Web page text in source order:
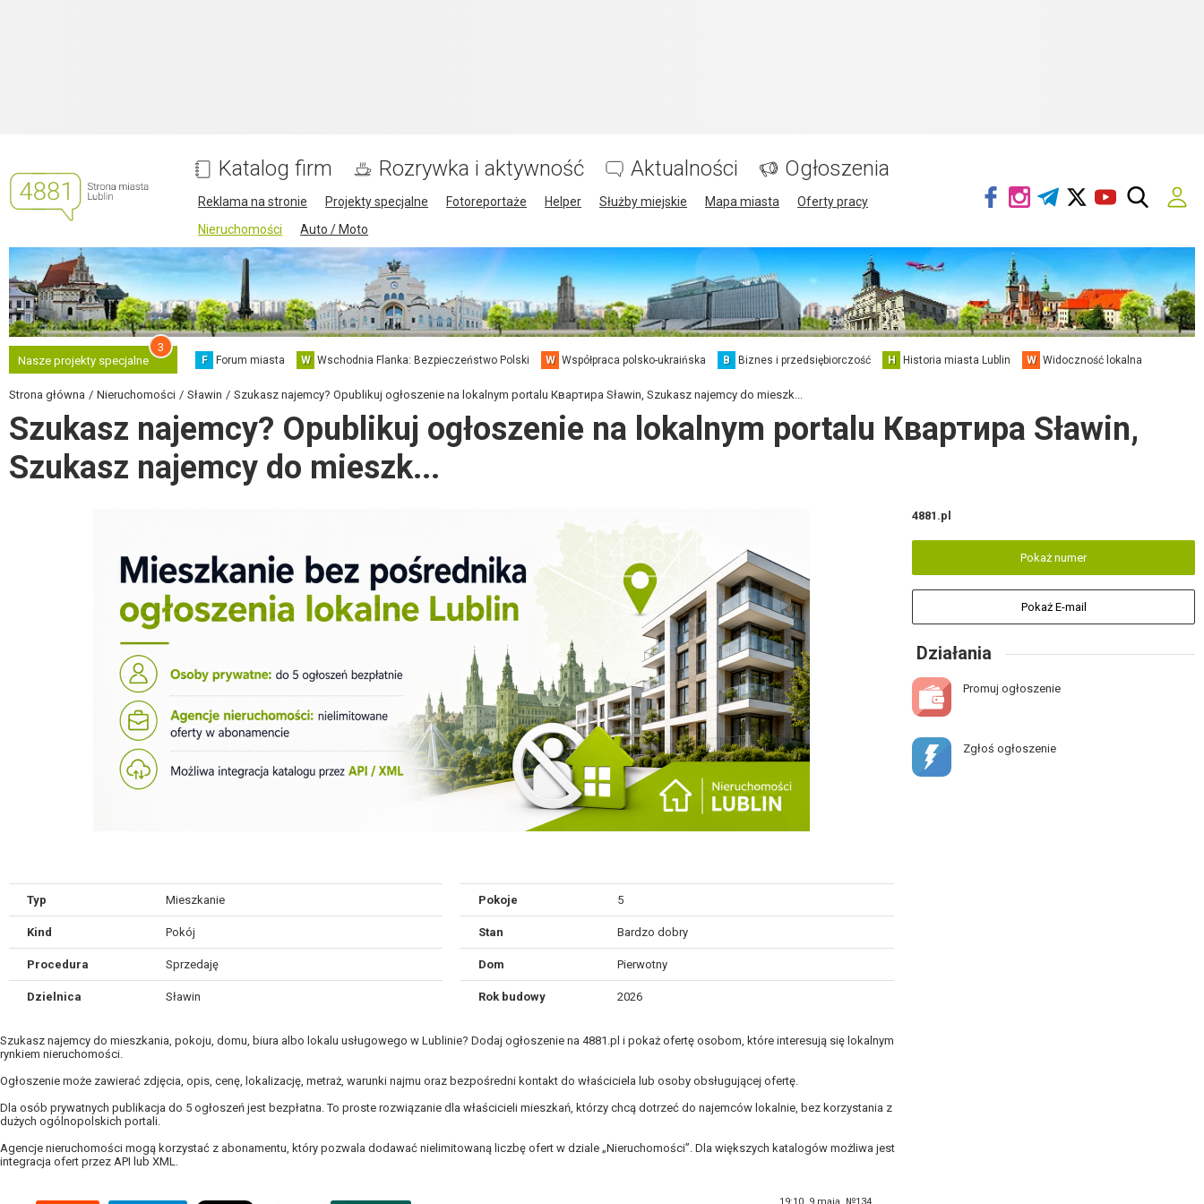
Katalog firm Rozrywka i aktywność Aktualności Ogłoszenia
Reklama na stronie Projekty specjalne Fotoreportaże Helper Służby miejskie Mapa miasta
Oferty pracy
Nieruchomości
Auto / Moto
Nasze projekty specjalne
3
F Forum miasta W Wschodnia Flanka: Bezpieczeństwo Polski W Współpraca polsko-ukraińska B Biznes i przedsiębiorczość H Historia miasta Lublin W Widoczność lokalna
Strona główna Nieruchomości Sławin Szukasz najemcy? Opublikuj ogłoszenie na lokalnym portalu Квартира Sławin, Szukasz najemcy do mieszk...
Szukasz najemcy? Opublikuj ogłoszenie na lokalnym portalu Квартира Sławin,
Szukasz najemcy do mieszk...
Typ Mieszkanie
Kind Pokój
Procedura Sprzedaję
Dzielnica Sławin
Pokoje 5
Stan Bardzo dobry
Dom Pierwotny
Rok budowy 2026
Szukasz najemcy do mieszkania, pokoju, domu, biura albo lokalu usługowego w Lublinie? Dodaj ogłoszenie na 4881.pl i pokaż ofertę osobom, które interesują się lokalnym
rynkiem nieruchomości.
Ogłoszenie może zawierać zdjęcia, opis, cenę, lokalizację, metraż, warunki najmu oraz bezpośredni kontakt do właściciela lub osoby obsługującej ofertę.
Dla osób prywatnych publikacja do 5 ogłoszeń jest bezpłatna. To proste rozwiązanie dla właścicieli mieszkań, którzy chcą dotrzeć do najemców lokalnie, bez korzystania z
dużych ogólnopolskich portali.
Agencje nieruchomości mogą korzystać z abonamentu, który pozwala dodawać nielimitowaną liczbę ofert w dziale „Nieruchomości”. Dla większych katalogów możliwa jest
integracja ofert przez API lub XML.
4881.pl
Pokaż numer
Pokaż E-mail
Działania
Promuj ogłoszenie
Zgłoś ogłoszenie